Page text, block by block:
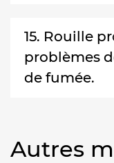
15. Rouille
problèmes
de fumée.
Autres